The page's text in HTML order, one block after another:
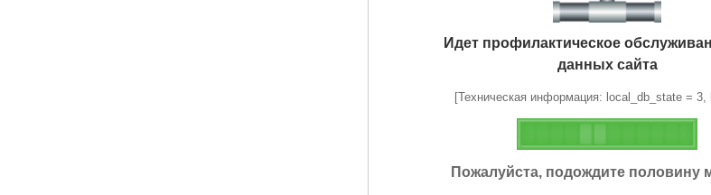
Идет профилактическое
данных сайта
[Техническая информация: local_db_state = 3,
Пожалуйста, подождите половину